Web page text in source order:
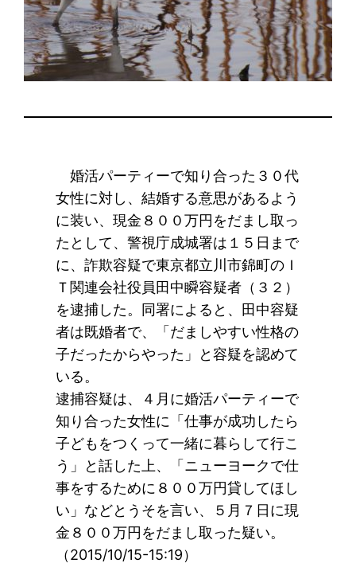
婚活パーティーで知り合った３０代
女性に対し、結婚する意思があるよう
に装い、現金８００万円をだまし取っ
たとして、警視庁成城署は１５日まで
に、詐欺容疑で東京都立川市錦町のＩ
Ｔ関連会社役員田中瞬容疑者（３２）
を逮捕した。同署によると、田中容疑
者は既婚者で、「だましやすい性格の
子だったからやった」と容疑を認めて
いる。
逮捕容疑は、４月に婚活パーティーで
知り合った女性に「仕事が成功したら
子どもをつくって一緒に暮らして行こ
う」と話した上、「ニューヨークで仕
事をするために８００万円貸してほし
い」などとうそを言い、５月７日に現
金８００万円をだまし取った疑い。
（2015/10/15-15:19）